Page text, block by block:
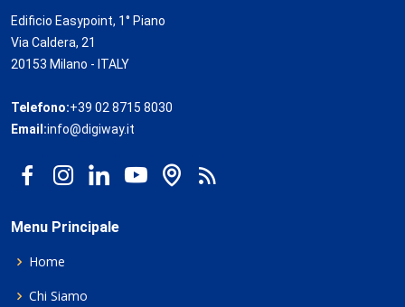
Edificio Easypoint, 1° Piano
Via Caldera, 21
20153 Milano - ITALY
Telefono:+39 02 8715 8030
Email:info@digiway.it
Menu Principale
Home
Chi Siamo